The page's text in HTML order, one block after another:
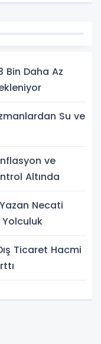
Bin Daha Az
Su ve
ve
Altında
Necati
Yolculuk
Ticaret Hacmi